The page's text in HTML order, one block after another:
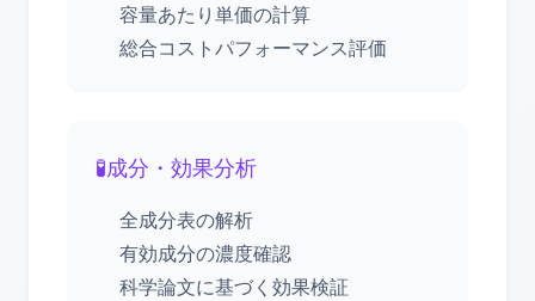
容量あたり単価の計算
総合コストパフォーマンス評価
🧪成分・効果分析
全成分表の解析
有効成分の濃度確認
科学論文に基づく効果検証